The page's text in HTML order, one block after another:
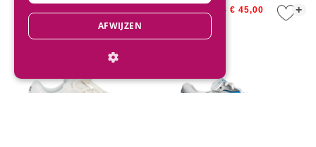
White / Cloud White
+
Lace Cloud White / Core Black
/ Cloud White
€ 75,00 € 45,00
AFWIJZEN